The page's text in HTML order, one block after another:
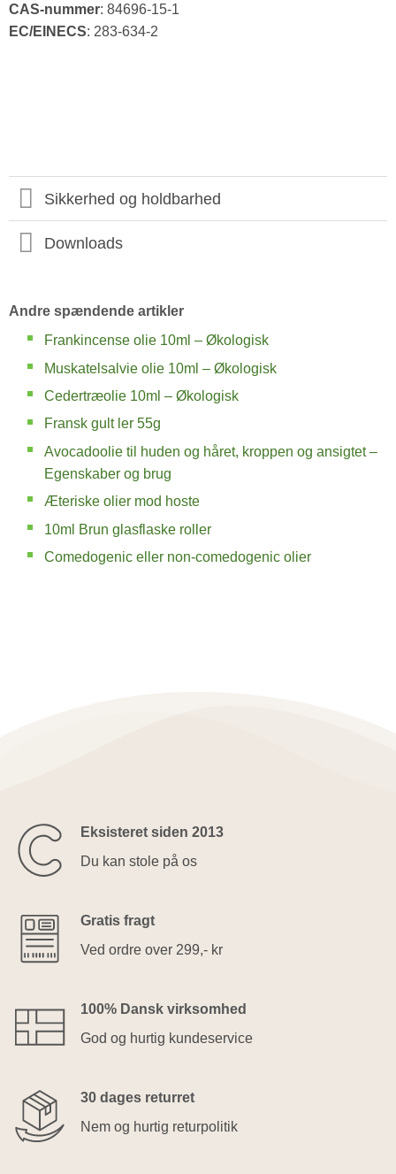
CAS-nummer: 84696-15-1
EC/EINECS: 283-634-2
Sikkerhed og holdbarhed
Downloads
Andre spændende artikler
Frankincense olie 10ml – Økologisk
Muskatelsalvie olie 10ml – Økologisk
Cedertræolie 10ml – Økologisk
Fransk gult ler 55g
Avocadoolie til huden og håret, kroppen og ansigtet –
Egenskaber og brug
Æteriske olier mod hoste
10ml Brun glasflaske roller
Comedogenic eller non-comedogenic olier
Eksisteret siden 2013
Du kan stole på os
Gratis fragt
Ved ordre over 299,- kr
100% Dansk virksomhed
God og hurtig kundeservice
30 dages returret
Nem og hurtig returpolitik